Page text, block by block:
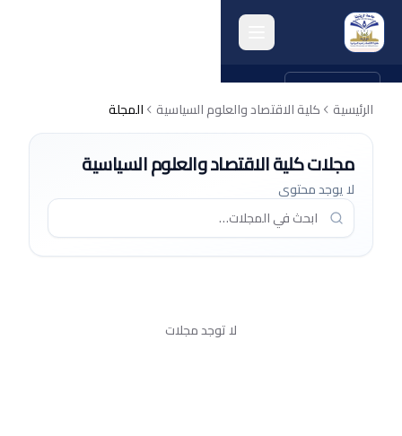
english
الرئيسية
انشطة الكلية
البحث العلمي
الجودة وتقييم الأداء
الرئيسية كلية الاقتصاد والعلوم السياسية المجلة
مجلات كلية الاقتصاد والعلوم السياسية
لا يوجد محتوى
لا توجد مجلات